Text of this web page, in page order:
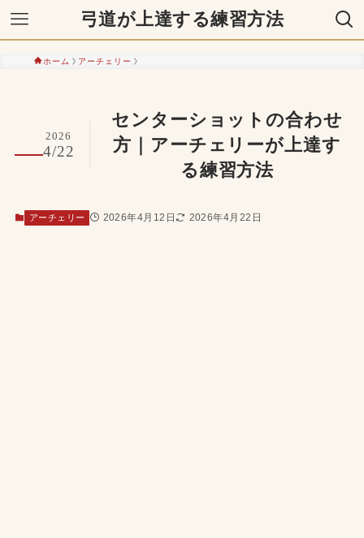
弓道が上達する練習方法
ホーム アーチェリー
センターショットの合わせ
方｜アーチェリーが上達す
る練習方法
2026
4/22
アーチェリー 2026年4月12日 2026年4月22日